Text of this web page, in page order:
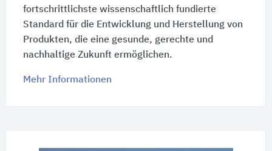
fortschrittlichste wissenschaftlich fundierte
Standard für die Entwicklung und Herstellung von
Produkten, die eine gesunde, gerechte und
nachhaltige Zukunft ermöglichen.
Mehr Informationen